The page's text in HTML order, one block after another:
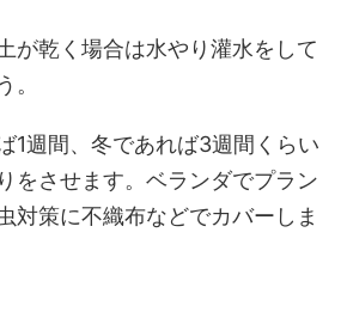
が乾く場合は水やり灌水をして
。
1週間、冬であれば3週間くらい
をさせます。ベランダでプラン
対策に不織布などでカバーしま